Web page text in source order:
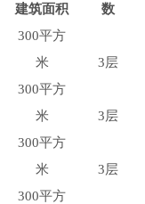
建筑面积
数
300平方
米
3层
300平方
米
3层
300平方
米
3层
300平方